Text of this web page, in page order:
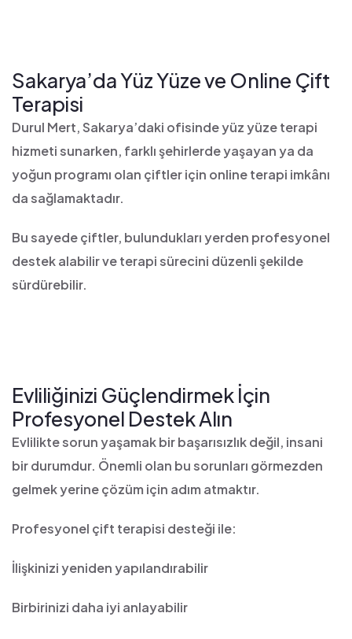
Sakarya’da Yüz Yüze ve Online Çift
Terapisi
Durul Mert, Sakarya’daki ofisinde yüz yüze terapi
hizmeti sunarken, farklı şehirlerde yaşayan ya da
yoğun programı olan çiftler için online terapi imkânı
da sağlamaktadır.
Bu sayede çiftler, bulundukları yerden profesyonel
destek alabilir ve terapi sürecini düzenli şekilde
sürdürebilir.
Evliliğinizi Güçlendirmek İçin
Profesyonel Destek Alın
Evlilikte sorun yaşamak bir başarısızlık değil, insani
bir durumdur. Önemli olan bu sorunları görmezden
gelmek yerine çözüm için adım atmaktır.
Profesyonel çift terapisi desteği ile:
İlişkinizi yeniden yapılandırabilir
Birbirinizi daha iyi anlayabilir